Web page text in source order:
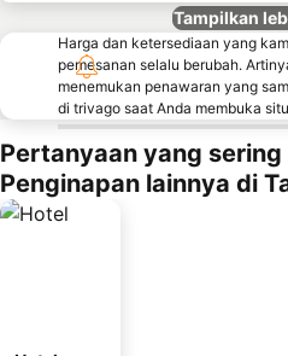
Tampilkan
Harga dan ketersediaan yang
pemesanan selalu berubah.
menemukan penawaran yang
di trivago saat Anda membuka
Pertanyaan yang
Penginapan lainnya di